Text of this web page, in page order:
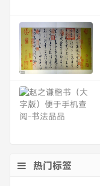
热门标签